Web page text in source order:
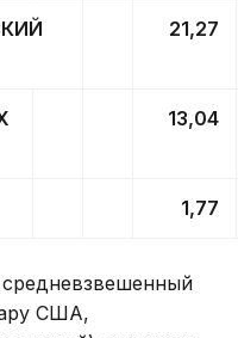
21,27
13,04
1,77
США,